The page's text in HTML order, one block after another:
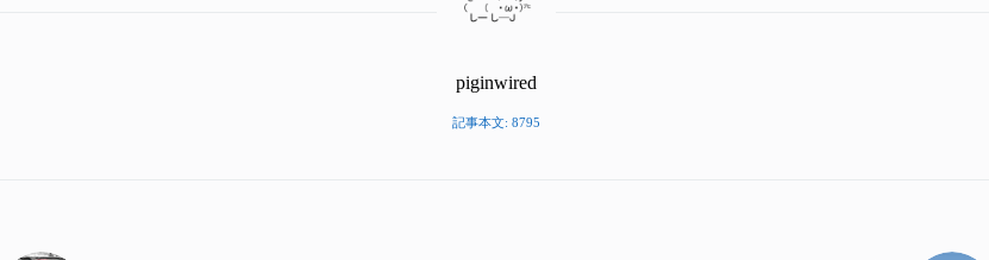
piginwired
記事本文: 8795